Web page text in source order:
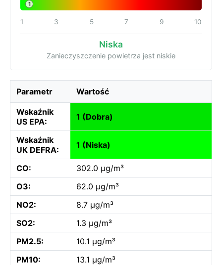
1
1 3 5 7 9 10
Niska
Zanieczyszczenie powietrza jest niskie
Parametr Wartość
Wskaźnik
US EPA:
1 (Dobra)
Wskaźnik
UK DEFRA:
1 (Niska)
CO:
302.0 µg/m³
O3:
62.0 µg/m³
NO2:
8.7 µg/m³
SO2:
1.3 µg/m³
PM2.5:
10.1 µg/m³
PM10:
13.1 µg/m³